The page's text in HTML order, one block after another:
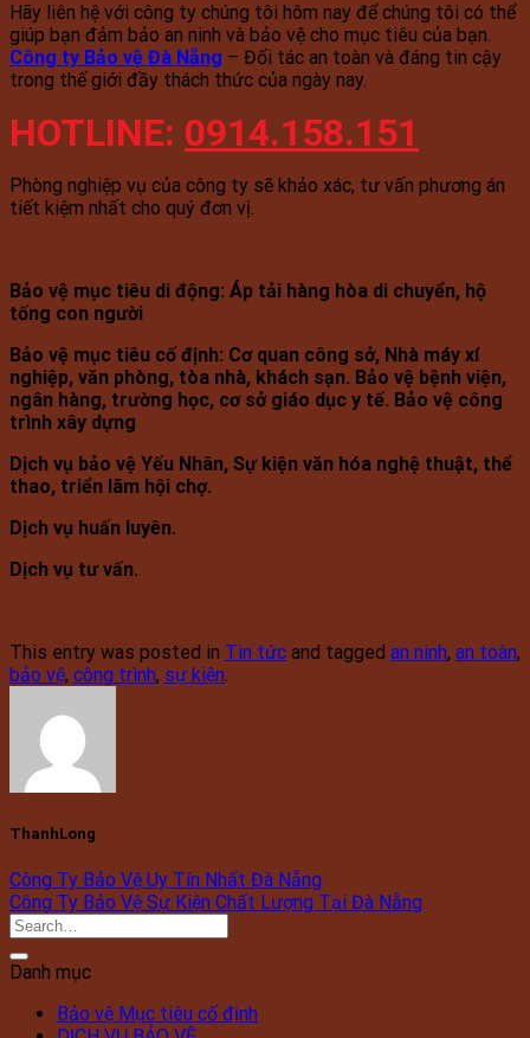
Hãy liên hệ với công ty chúng tôi hôm nay để chúng tôi có thể
giúp bạn đảm bảo an ninh và bảo vệ cho mục tiêu của bạn.
Công ty Bảo vệ Đà Nẵng – Đối tác an toàn và đáng tin cậy
trong thế giới đầy thách thức của ngày nay.
HOTLINE: 0914.158.151
Phòng nghiệp vụ của công ty sẽ khảo xác, tư vấn phương án
tiết kiệm nhất cho quý đơn vị.
Bảo vệ mục tiêu di động: Áp tải hàng hòa di chuyển, hộ
tống con người
Bảo vệ mục tiêu cố định: Cơ quan công sở, Nhà máy xí
nghiệp, văn phòng, tòa nhà, khách sạn. Bảo vệ bệnh viện,
ngân hàng, trường học, cơ sở giáo dục y tế. Bảo vệ công
trình xây dựng
Dịch vụ bảo vệ Yếu Nhân, Sự kiện văn hóa nghệ thuật, thể
thao, triển lãm hội chợ.
Dịch vụ huấn luyên.
Dịch vụ tư vấn.
This entry was posted in Tin tức and tagged an ninh, an toàn,
bảo vệ, công trình, sự kiện.
ThanhLong
Công Ty Bảo Vệ Uy Tín Nhất Đà Nẵng
Công Ty Bảo Vệ Sự Kiện Chất Lượng Tại Đà Nẵng
Danh mục
Bảo vệ Mục tiêu cố định